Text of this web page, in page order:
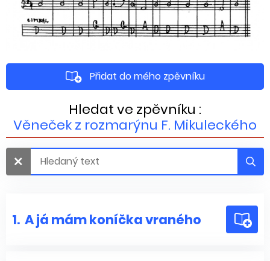
Přidat do mého zpěvníku
Hledat ve zpěvníku :
Věneček z rozmarýnu F. Mikuleckého
1. A já mám koníčka vraného